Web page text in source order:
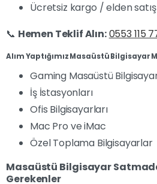
Ücretsiz kargo / elden
📞 Hemen Teklif Alın:0553 115
Alım Yaptığımız Masaüstü Bilgisayar
Gaming Masaüstü
İş İstasyonları
Ofis Bilgisayarları
Mac Pro ve iMac
Özel Toplama Bilgisayarlar
Masaüstü Bilgisayar
Gerekenler